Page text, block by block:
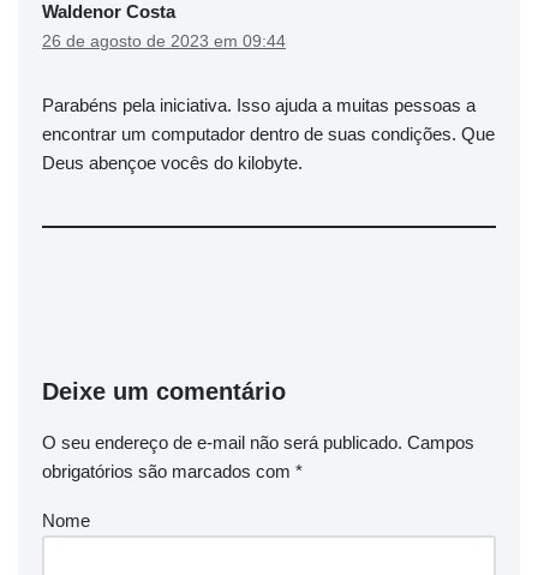
Waldenor Costa
26 de agosto de 2023 em 09:44
Parabéns pela iniciativa. Isso ajuda a muitas pessoas a
encontrar um computador dentro de suas condições. Que
Deus abençoe vocês do kilobyte.
Deixe um comentário
O seu endereço de e-mail não será publicado. Campos
obrigatórios são marcados com *
Nome